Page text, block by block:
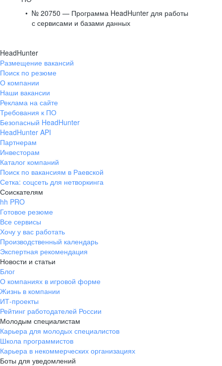
№ 20750 — Программа HeadHunter для работы
с сервисами и базами данных
HeadHunter
Размещение вакансий
Поиск по резюме
О компании
Наши вакансии
Реклама на сайте
Требования к ПО
Безопасный HeadHunter
HeadHunter API
Партнерам
Инвесторам
Каталог компаний
Поиск по вакансиям в Раевской
Сетка: соцсеть для нетворкинга
Соискателям
hh PRO
Готовое резюме
Все сервисы
Хочу у вас работать
Производственный календарь
Экспертная рекомендация
Новости и статьи
Блог
О компаниях в игровой форме
Жизнь в компании
ИТ-проекты
Рейтинг работодателей России
Молодым специалистам
Карьера для молодых специалистов
Школа программистов
Карьера в некоммерческих организациях
Боты для уведомлений